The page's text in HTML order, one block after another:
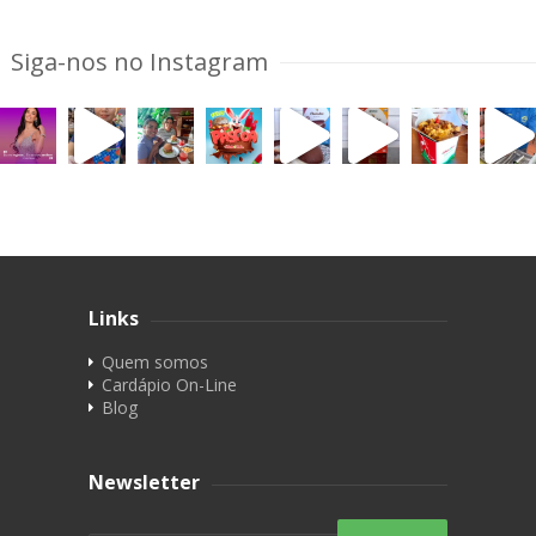
Siga-nos no Instagram
Links
Quem somos
Cardápio On-Line
Blog
Newsletter